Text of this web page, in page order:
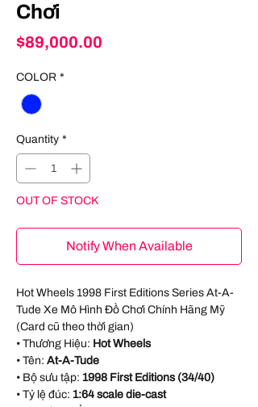
Chơi
$89,000.00
COLOR *
Quantity *
OUT OF STOCK
Notify When Available
Hot Wheels 1998 First Editions Series At-A-
Tude Xe Mô Hình Đồ Chơi Chính Hãng Mỹ
(Card cũ theo thời gian)
• Thương Hiệu: Hot Wheels
• Tên: At-A-Tude
• Bộ sưu tập: 1998 First Editions (34/40)
• Tỷ lệ đúc: 1:64 scale die-cast